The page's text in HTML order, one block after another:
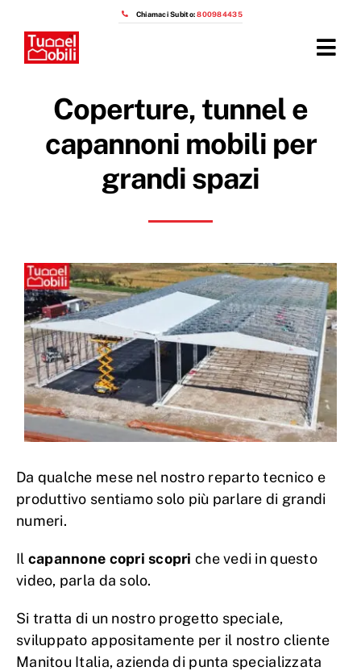
contenuto
Chiamaci Subito:800984435
Prezzi capannoni mobili
OTTIENI IL PREVENTIVO
Coperture, tunnel e
capannoni mobili per
grandi spazi
Da qualche mese nel nostro reparto tecnico e
produttivo sentiamo solo più parlare di grandi
numeri.
Il capannone copri scopri che vedi in questo
video, parla da solo.
Si tratta di un nostro progetto speciale,
sviluppato appositamente per il nostro cliente
Manitou Italia, azienda di punta specializzata